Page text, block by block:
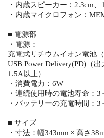
・内蔵スピーカー：2.3cm、
・内蔵マイクロフォン：
■ 電源部
・電源：
充電式リチウムイオン電池（
USB Power Delivery(PD)（
1.5A以上）
・消費電力：6W
・連続使用時の電池寿命：3
・バッテリーの充電時間：3
■ サイズ
・寸法：幅343mm × 高さ